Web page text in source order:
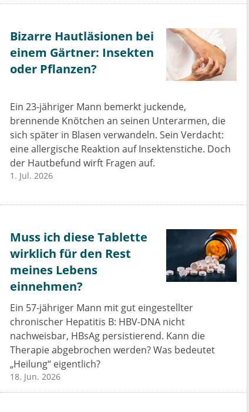
Bizarre Hautläsionen bei
einem Gärtner: Insekten
oder Pflanzen?
Ein 23-jähriger Mann bemerkt juckende,
brennende Knötchen an seinen Unterarmen, die
sich später in Blasen verwandeln. Sein Verdacht:
eine allergische Reaktion auf Insektenstiche. Doch
der Hautbefund wirft Fragen auf.
1. Jul. 2026
Muss ich diese Tablette
wirklich für den Rest
meines Lebens
einnehmen?
Ein 57-jähriger Mann mit gut eingestellter
chronischer Hepatitis B: HBV-DNA nicht
nachweisbar, HBsAg persistierend. Kann die
Therapie abgebrochen werden? Was bedeutet
„Heilung“ eigentlich?
18. Jun. 2026